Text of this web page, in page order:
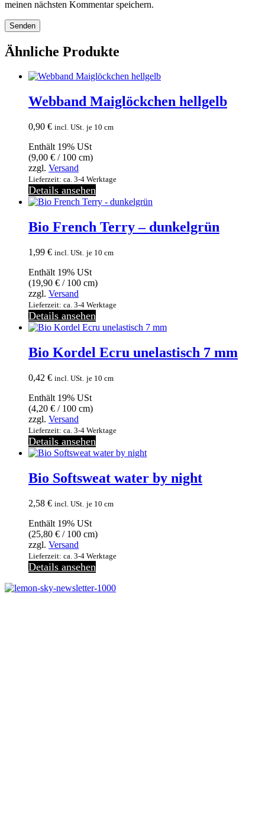
meinen nächsten Kommentar speichern.
Ähnliche Produkte
Webband Maiglöckchen hellgelb
0,90 € incl. USt. je 10 cm
Enthält 19% USt
(9,00 € / 100 cm)
zzgl. Versand
Lieferzeit: ca. 3-4 Werktage
Details ansehen
Bio French Terry – dunkelgrün
1,99 € incl. USt. je 10 cm
Enthält 19% USt
(19,90 € / 100 cm)
zzgl. Versand
Lieferzeit: ca. 3-4 Werktage
Details ansehen
Bio Kordel Ecru unelastisch 7 mm
0,42 € incl. USt. je 10 cm
Enthält 19% USt
(4,20 € / 100 cm)
zzgl. Versand
Lieferzeit: ca. 3-4 Werktage
Details ansehen
Bio Softsweat water by night
2,58 € incl. USt. je 10 cm
Enthält 19% USt
(25,80 € / 100 cm)
zzgl. Versand
Lieferzeit: ca. 3-4 Werktage
Details ansehen